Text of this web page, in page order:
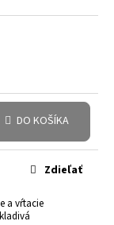
DO KOŠÍKA
a vŕtacie
Zdieľať